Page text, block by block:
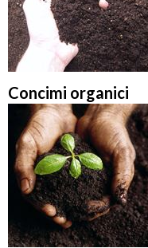
Concimi organici